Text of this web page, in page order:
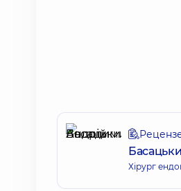
Хірург